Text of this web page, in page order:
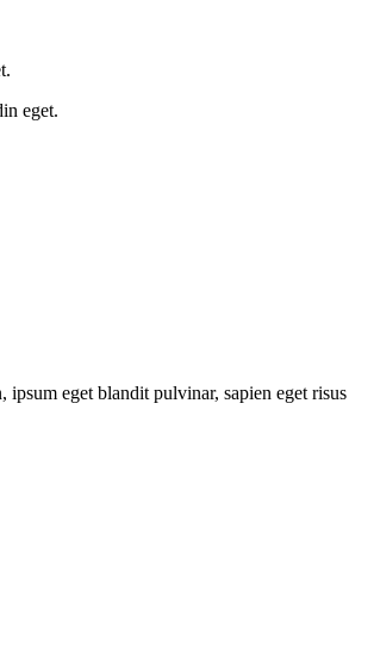
eget.
ipsum eget blandit pulvinar, sapien eget risus